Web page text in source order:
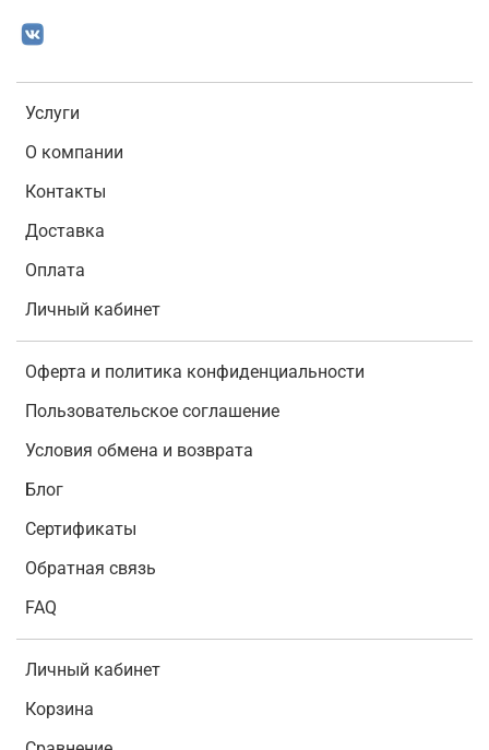
Услуги
О компании
Контакты
Доставка
Оплата
Личный кабинет
Оферта и политика конфиденциальности
Пользовательское соглашение
Условия обмена и возврата
Блог
Сертификаты
Обратная связь
FAQ
Личный кабинет
Корзина